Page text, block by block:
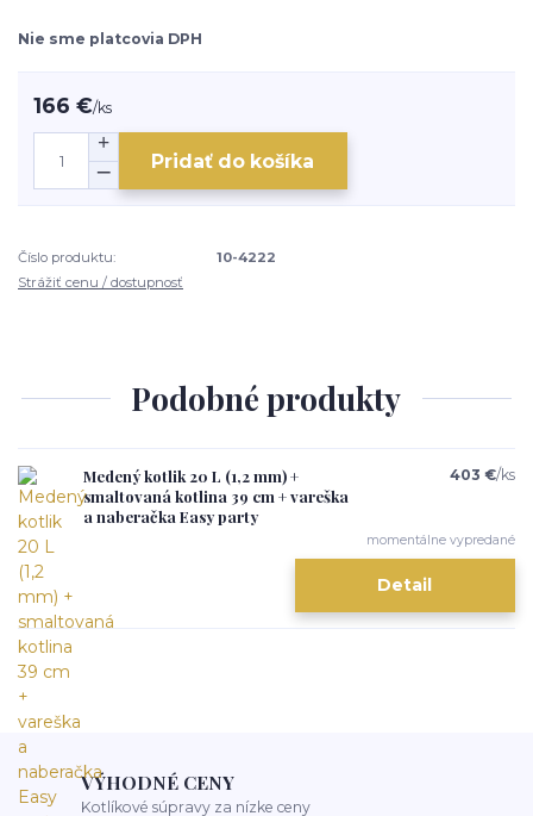
Nie sme platcovia DPH
166 €/ks
Pridať do košíka
Číslo produktu:
10-4222
Strážiť cenu / dostupnosť
Podobné produkty
Medený kotlik 20 L (1,2 mm) +
smaltovaná kotlina 39 cm + vareška
a naberačka Easy party
403 €/ks
momentálne vypredané
Detail
VÝHODNÉ CENY
Kotlíkové súpravy za nízke ceny